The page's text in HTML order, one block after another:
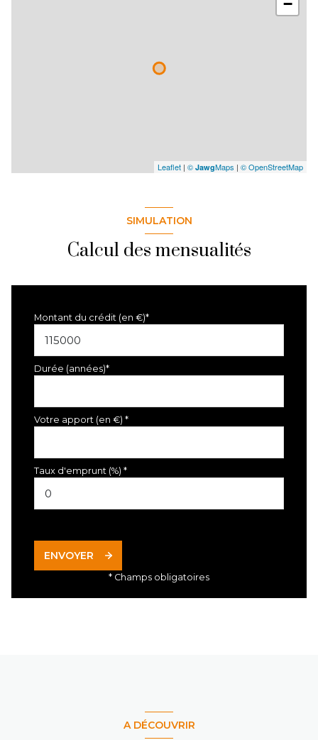
−
Leaflet | © JawgMaps | © OpenStreetMap
SIMULATION
Calcul des mensualités
Montant du crédit (en €)*
Durée (années)*
Votre apport (en €) *
Taux d'emprunt (%) *
ENVOYER
* Champs obligatoires
A DÉCOUVRIR